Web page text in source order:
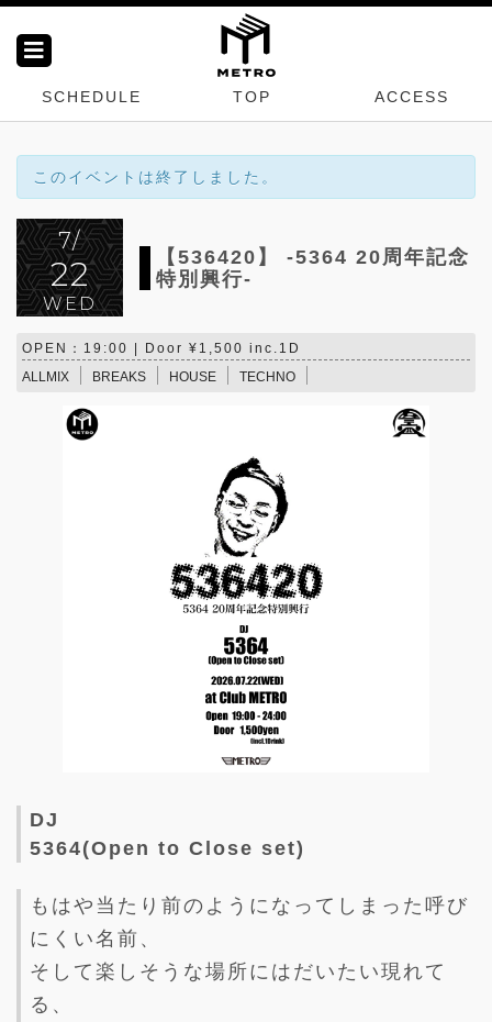
SCHEDULE TOP ACCESS
このイベントは終了しました。
7/
22
WED
【536420】 -5364 20周年記念
特別興行-
OPEN：19:00 | Door ¥1,500 inc.1D
ALLMIX
BREAKS HOUSE TECHNO
DJ
5364(Open to Close set)
もはや当たり前のようになってしまった呼び
にくい名前、
そして楽しそうな場所にはだいたい現れて
る、